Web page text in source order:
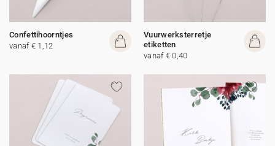
Confettihoorntjes
vanaf € 1,12
Vuurwerksterretje
etiketten
vanaf € 0,40